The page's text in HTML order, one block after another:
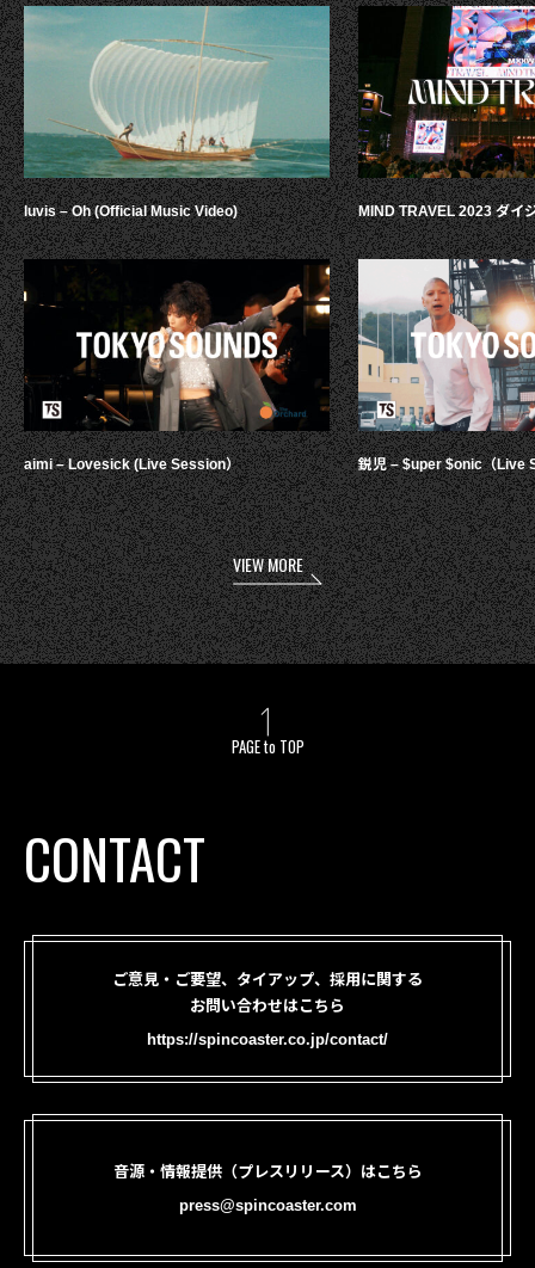
luvis – Oh (Official Music Video)
aimi – Lovesick (Live Session）
MIND TRAVEL 2023 ダイ
鋭児 – $uper $onic（Live
VIEW MORE
PAGE to TOP
CONTACT
ご意見・ご要望、タイアップ、採用に関する
お問い合わせはこちら
https://spincoaster.co.jp/contact/
音源・情報提供（プレスリリース）はこちら
press@spincoaster.com